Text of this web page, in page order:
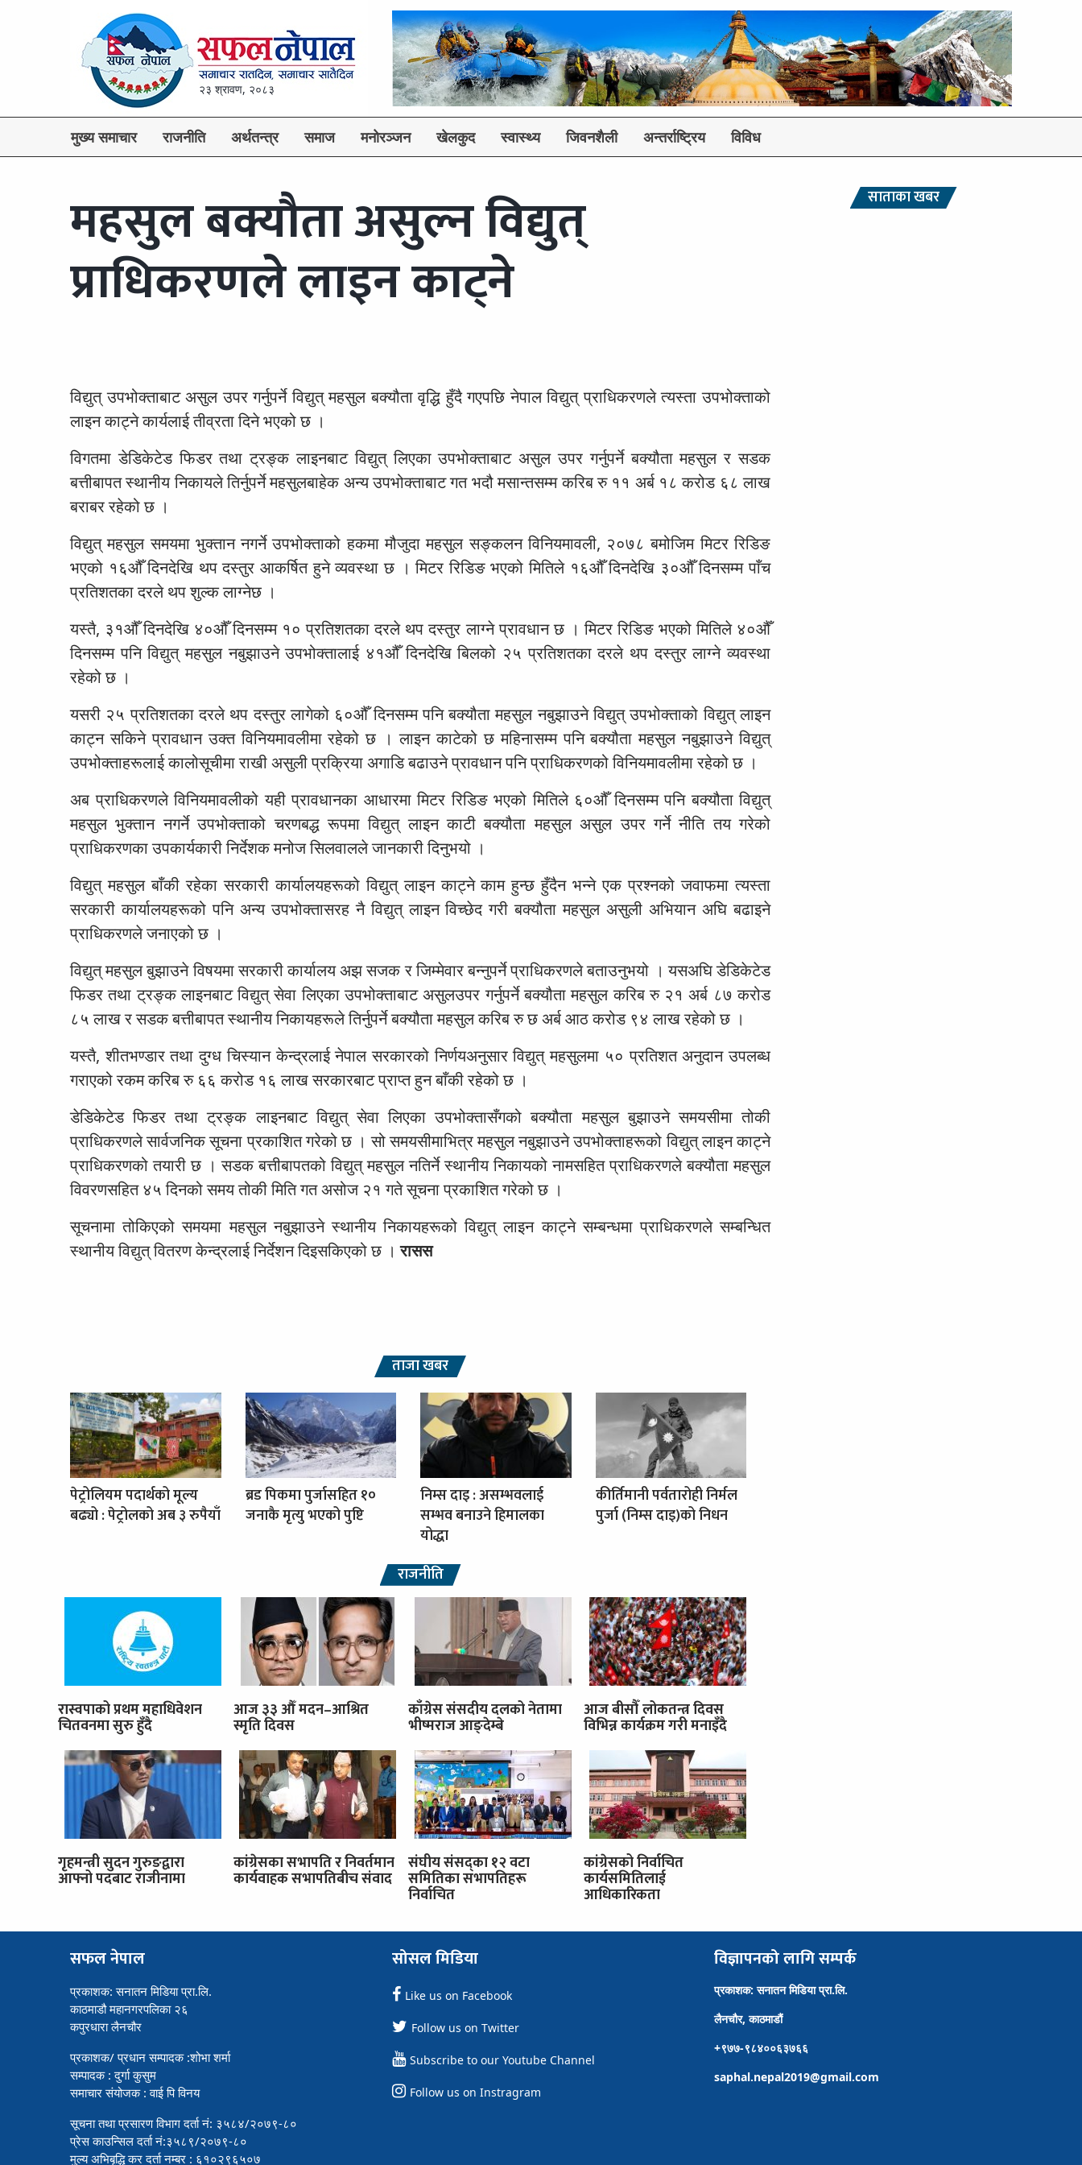
२३ श्रावण, २०८३
मुख्य समाचार राजनीति अर्थतन्त्र समाज मनोरञ्जन खेलकुद स्वास्थ्य जिवनशैली अन्तर्राष्ट्रिय विविध
महसुल बक्यौता असुल्न विद्युत्
प्राधिकरणले लाइन काट्ने
विद्युत् उपभोक्ताबाट असुल उपर गर्नुपर्ने विद्युत् महसुल बक्यौता वृद्धि हुँदै गएपछि नेपाल विद्युत् प्राधिकरणले त्यस्ता उपभोक्ताको
लाइन काट्ने कार्यलाई तीव्रता दिने भएको छ ।
विगतमा डेडिकेटेड फिडर तथा ट्रङ्क लाइनबाट विद्युत् लिएका उपभोक्ताबाट असुल उपर गर्नुपर्ने बक्यौता महसुल र सडक
बत्तीबापत स्थानीय निकायले तिर्नुपर्ने महसुलबाहेक अन्य उपभोक्ताबाट गत भदौ मसान्तसम्म करिब रु ११ अर्ब १८ करोड ६८ लाख
बराबर रहेको छ ।
विद्युत् महसुल समयमा भुक्तान नगर्ने उपभोक्ताको हकमा मौजुदा महसुल सङ्कलन विनियमावली, २०७८ बमोजिम मिटर रिडिङ
भएको १६औँ दिनदेखि थप दस्तुर आकर्षित हुने व्यवस्था छ । मिटर रिडिङ भएको मितिले १६औँ दिनदेखि ३०औँ दिनसम्म पाँच
प्रतिशतका दरले थप शुल्क लाग्नेछ ।
यस्तै, ३१औँ दिनदेखि ४०औँ दिनसम्म १० प्रतिशतका दरले थप दस्तुर लाग्ने प्रावधान छ । मिटर रिडिङ भएको मितिले ४०औँ
दिनसम्म पनि विद्युत् महसुल नबुझाउने उपभोक्तालाई ४१औँ दिनदेखि बिलको २५ प्रतिशतका दरले थप दस्तुर लाग्ने व्यवस्था
रहेको छ ।
यसरी २५ प्रतिशतका दरले थप दस्तुर लागेको ६०औँ दिनसम्म पनि बक्यौता महसुल नबुझाउने विद्युत् उपभोक्ताको विद्युत् लाइन
काट्न सकिने प्रावधान उक्त विनियमावलीमा रहेको छ । लाइन काटेको छ महिनासम्म पनि बक्यौता महसुल नबुझाउने विद्युत्
उपभोक्ताहरूलाई कालोसूचीमा राखी असुली प्रक्रिया अगाडि बढाउने प्रावधान पनि प्राधिकरणको विनियमावलीमा रहेको छ ।
अब प्राधिकरणले विनियमावलीको यही प्रावधानका आधारमा मिटर रिडिङ भएको मितिले ६०औँ दिनसम्म पनि बक्यौता विद्युत्
महसुल भुक्तान नगर्ने उपभोक्ताको चरणबद्ध रूपमा विद्युत् लाइन काटी बक्यौता महसुल असुल उपर गर्ने नीति तय गरेको
प्राधिकरणका उपकार्यकारी निर्देशक मनोज सिलवालले जानकारी दिनुभयो ।
विद्युत् महसुल बाँकी रहेका सरकारी कार्यालयहरूको विद्युत् लाइन काट्ने काम हुन्छ हुँदैन भन्ने एक प्रश्नको जवाफमा त्यस्ता
सरकारी कार्यालयहरूको पनि अन्य उपभोक्तासरह नै विद्युत् लाइन विच्छेद गरी बक्यौता महसुल असुली अभियान अघि बढाइने
प्राधिकरणले जनाएको छ ।
विद्युत् महसुल बुझाउने विषयमा सरकारी कार्यालय अझ सजक र जिम्मेवार बन्नुपर्ने प्राधिकरणले बताउनुभयो । यसअघि डेडिकेटेड
फिडर तथा ट्रङ्क लाइनबाट विद्युत् सेवा लिएका उपभोक्ताबाट असुलउपर गर्नुपर्ने बक्यौता महसुल करिब रु २१ अर्ब ८७ करोड
८५ लाख र सडक बत्तीबापत स्थानीय निकायहरूले तिर्नुपर्ने बक्यौता महसुल करिब रु छ अर्ब आठ करोड ९४ लाख रहेको छ ।
यस्तै, शीतभण्डार तथा दुग्ध चिस्यान केन्द्रलाई नेपाल सरकारको निर्णयअनुसार विद्युत् महसुलमा ५० प्रतिशत अनुदान उपलब्ध
गराएको रकम करिब रु ६६ करोड १६ लाख सरकारबाट प्राप्त हुन बाँकी रहेको छ ।
डेडिकेटेड फिडर तथा ट्रङ्क लाइनबाट विद्युत् सेवा लिएका उपभोक्तासँगको बक्यौता महसुल बुझाउने समयसीमा तोकी
प्राधिकरणले सार्वजनिक सूचना प्रकाशित गरेको छ । सो समयसीमाभित्र महसुल नबुझाउने उपभोक्ताहरूको विद्युत् लाइन काट्ने
प्राधिकरणको तयारी छ । सडक बत्तीबापतको विद्युत् महसुल नतिर्ने स्थानीय निकायको नामसहित प्राधिकरणले बक्यौता महसुल
विवरणसहित ४५ दिनको समय तोकी मिति गत असोज २१ गते सूचना प्रकाशित गरेको छ ।
सूचनामा तोकिएको समयमा महसुल नबुझाउने स्थानीय निकायहरूको विद्युत् लाइन काट्ने सम्बन्धमा प्राधिकरणले सम्बन्धित
स्थानीय विद्युत् वितरण केन्द्रलाई निर्देशन दिइसकिएको छ ।रासस
ताजा खबर
पेट्रोलियम पदार्थको मूल्य
बढ्यो : पेट्रोलको अब ३ रुपैयाँ
ब्रड पिकमा पुर्जासहित १०
जनाकै मृत्यु भएको पुष्टि
निम्स दाइ : असम्भवलाई
सम्भव बनाउने हिमालका
योद्धा
कीर्तिमानी पर्वतारोही निर्मल
पुर्जा (निम्स दाइ)को निधन
राजनीति
रास्वपाको प्रथम महाधिवेशन
चितवनमा सुरु हुँदै
आज ३३ औँ मदन–आश्रित
स्मृति दिवस
काँग्रेस संसदीय दलको नेतामा
भीष्मराज आङ्देम्बे
आज बीसौँ लोकतन्त्र दिवस
विभिन्न कार्यक्रम गरी मनाइँदै
गृहमन्त्री सुदन गुरुङद्वारा
आफ्नो पदबाट राजीनामा
कांग्रेसका सभापति र निवर्तमान
कार्यवाहक सभापतिबीच संवाद
संघीय संसद्का १२ वटा
समितिका सभापतिहरू
निर्वाचित
कांग्रेसको निर्वाचित
कार्यसमितिलाई
आधिकारिकता
साताका खबर
सफल नेपाल
प्रकाशक: सनातन मिडिया प्रा.लि.
काठमाडौ महानगरपलिका २६
कपुरधारा लैनचौर
प्रकाशक/ प्रधान सम्पादक :शोभा शर्मा
सम्पादक : दुर्गा कुसुम
समाचार संयोजक : वाई पि विनय
सूचना तथा प्रसारण विभाग दर्ता नं: ३५८४/२०७९-८०
प्रेस काउन्सिल दर्ता नं:३५८९/२०७९-८०
मुल्य अभिबृद्धि कर दर्ता नम्बर : ६१०२९६५०७
सोसल मिडिया
Like us on Facebook
Follow us on Twitter
Subscribe to our Youtube Channel
Follow us on Instragram
विज्ञापनको लागि सम्पर्क
प्रकाशक: सनातन मिडिया प्रा.लि.
लैनचौर, काठमाडौं
+९७७-९८४००६३७६६
saphal.nepal2019@gmail.com